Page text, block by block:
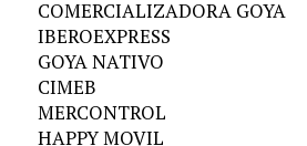
COMERCIALIZADORA GOYA
IBEROEXPRESS
GOYA NATIVO
CIMEB
MERCONTROL
HAPPY MOVIL